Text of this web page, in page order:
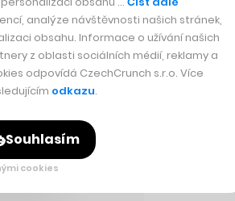
analýze návštěvnosti našich stránek,
obsahu. Informace o užívání našich
z oblasti sociálních médií, reklamy a
odpovídá CzechCrunch s.r.o. Více
odkazu.
Souhlasím
cookies